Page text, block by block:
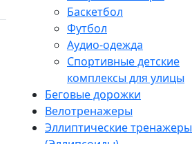
Баскетбол
Футбол
Аудио-одежда
Спортивные детские
комплексы для улицы
Беговые дорожки
Велотренажеры
Эллиптические тренажеры